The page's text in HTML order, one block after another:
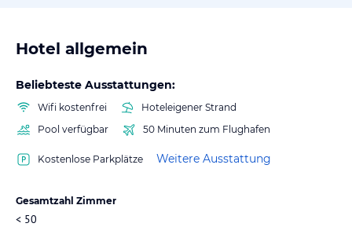
Hotel allgemein
Beliebteste Ausstattungen:
Wifi kostenfrei
Hoteleigener Strand
Pool verfügbar
50 Minuten zum Flughafen
Kostenlose Parkplätze Weitere Ausstattung
Gesamtzahl Zimmer
< 50